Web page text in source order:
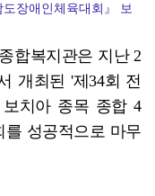
장애인체육대회』 보
합복지관은 지난 2
개최된 '제34회 전
보치아 종목 종합 4
성공적으로 마무